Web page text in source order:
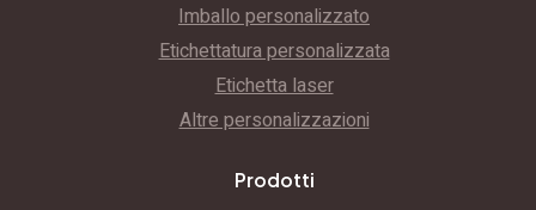
Imballo personalizzato
Etichettatura personalizzata
Etichetta laser
Altre personalizzazioni
Prodotti